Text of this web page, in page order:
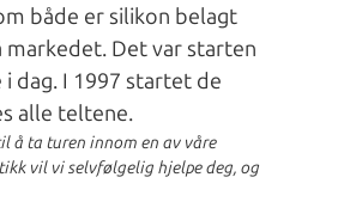
både er silikon belagt
Det var starten
dag. I 1997 startet de
alle teltene.
å ta turen innom en av våre
vil vi selvfølgelig hjelpe deg, og